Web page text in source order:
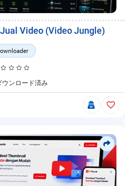
Video (Video Jungle)
ウンロード済み